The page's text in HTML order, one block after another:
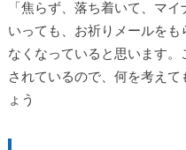
「焦らず、落ち着いて、マ
いっても、お祈りメールを
なくなっていると思います
されているので、何を考え
ょう